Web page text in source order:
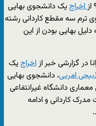
اخراج یک دانشجوی بهایی
ترم سه مقطع کاردانی رشته
بهایی بودن از این
اخراج یک
امریی، دانشجوی بهایی
دانشگاه غیرانتفاعی
مدرک کاردانی و ادامه